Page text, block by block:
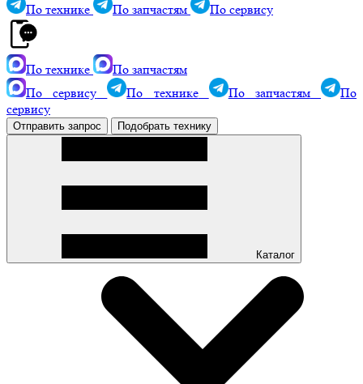
По технике По запчастям По сервису
По технике
По запчастям
По сервису
По технике По запчастям
По
сервису
Отправить запрос Подобрать технику
Каталог